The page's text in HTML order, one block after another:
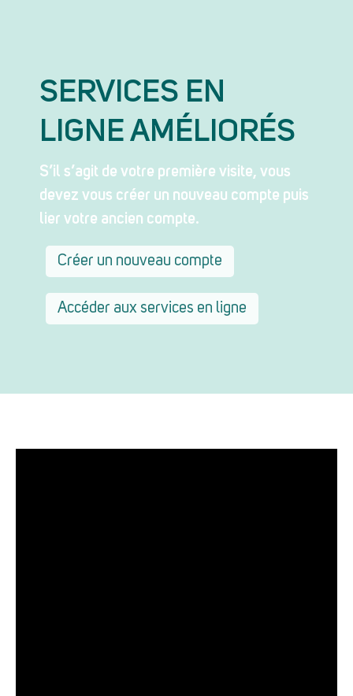
SERVICES EN
LIGNE AMÉLIORÉS
S’il s’agit de votre première visite, vous
devez vous créer un nouveau compte puis
lier votre ancien compte.
Créer un nouveau compte
Accéder aux services en ligne